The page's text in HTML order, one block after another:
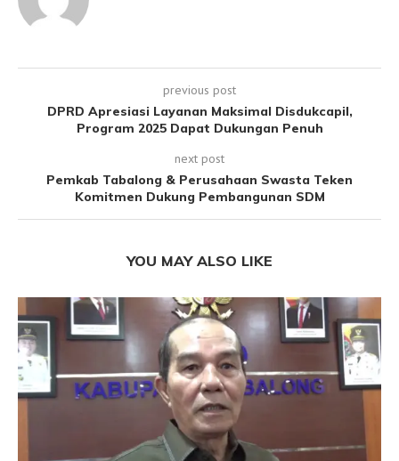
previous post
DPRD Apresiasi Layanan Maksimal Disdukcapil,
Program 2025 Dapat Dukungan Penuh
next post
Pemkab Tabalong & Perusahaan Swasta Teken
Komitmen Dukung Pembangunan SDM
YOU MAY ALSO LIKE